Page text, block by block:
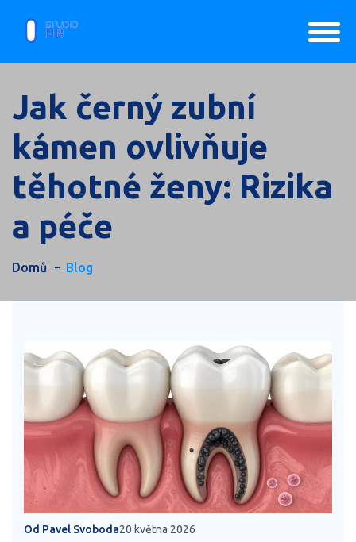
Jak černý zubní
kámen ovlivňuje
těhotné ženy: Rizika
a péče
Domů Blog
Od Pavel Svoboda20 května 2026